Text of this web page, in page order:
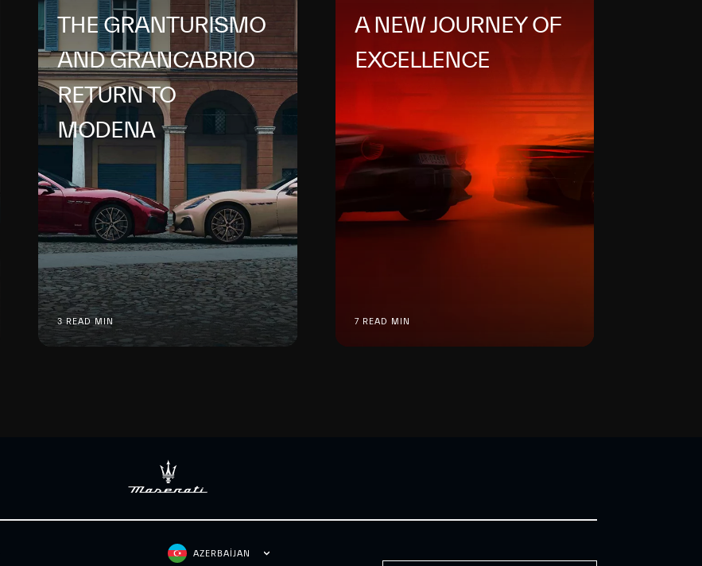
THE GRANTURISMO
AND GRANCABRIO
RETURN TO
MODENA
3 READ MIN
A NEW JOURNEY OF
EXCELLENCE
7 READ MIN
AZERBAIJAN